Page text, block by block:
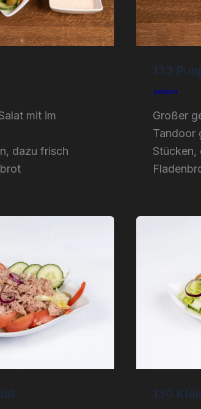
mit im
dazu frisch
133
admin
Großer
Tandoor
Stücken,
130